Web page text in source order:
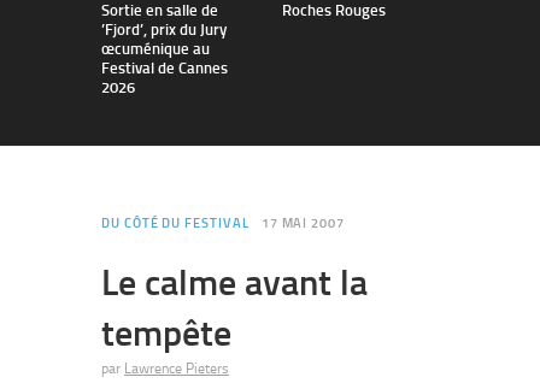
Sortie en salle de
’Fjord’, prix du Jury
œcuménique au
Festival de Cannes
2026
Roches Rouges
DU CÔTÉ DU FESTIVAL 17 MAI 2007
Le calme avant la
tempête
par Lawrence Pieters